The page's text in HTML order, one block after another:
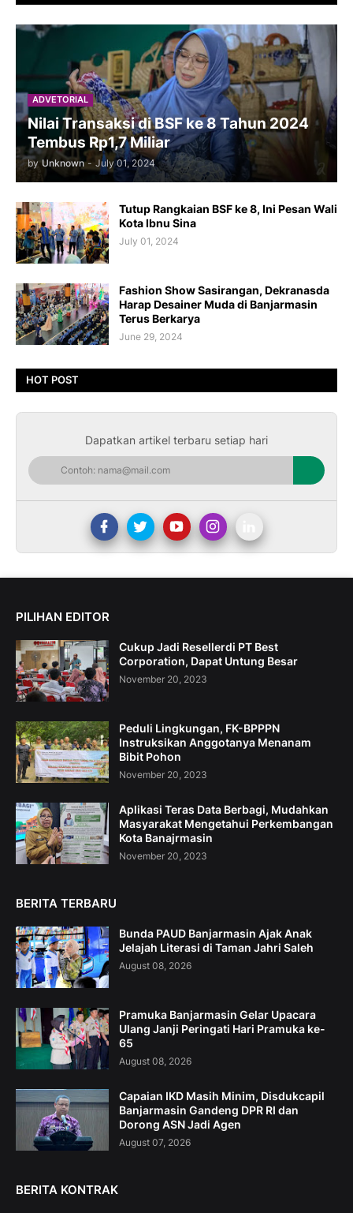
ADVETORIAL
Nilai Transaksi di BSF ke 8 Tahun 2024
Tembus Rp1,7 Miliar
by Unknown - July 01, 2024
Tutup Rangkaian BSF ke 8, Ini Pesan Wali
Kota Ibnu Sina
July 01, 2024
Fashion Show Sasirangan, Dekranasda
Harap Desainer Muda di Banjarmasin
Terus Berkarya
June 29, 2024
HOT POST
Dapatkan artikel terbaru setiap hari
PILIHAN EDITOR
Cukup Jadi Resellerdi PT Best
Corporation, Dapat Untung Besar
November 20, 2023
Peduli Lingkungan, FK-BPPPN
Instruksikan Anggotanya Menanam
Bibit Pohon
November 20, 2023
Aplikasi Teras Data Berbagi, Mudahkan
Masyarakat Mengetahui Perkembangan
Kota Banajrmasin
November 20, 2023
BERITA TERBARU
Bunda PAUD Banjarmasin Ajak Anak
Jelajah Literasi di Taman Jahri Saleh
August 08, 2026
Pramuka Banjarmasin Gelar Upacara
Ulang Janji Peringati Hari Pramuka ke-
65
August 08, 2026
Capaian IKD Masih Minim, Disdukcapil
Banjarmasin Gandeng DPR RI dan
Dorong ASN Jadi Agen
August 07, 2026
BERITA KONTRAK